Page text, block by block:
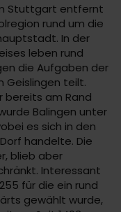
Stuttgart entfernt
rund um die
In der
leben rund
die Aufgaben der
Geislingen teilt.
bereits am Rand
Balingen unter
es sich in den
handelte. Die
blieb aber
Interessant
für die ein rund
gewählt wurde,